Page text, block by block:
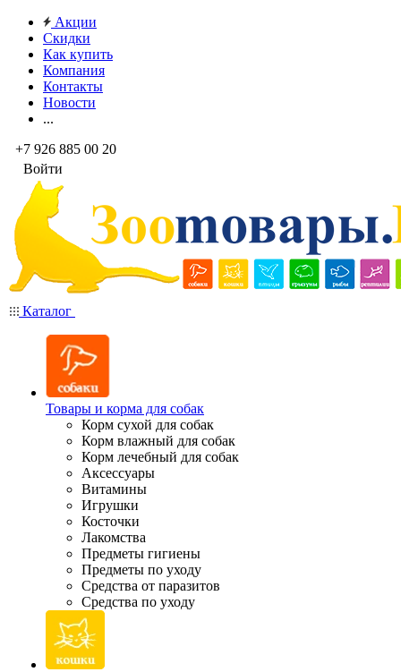
Акции
Скидки
Как купить
Компания
Контакты
Новости
...
+7 926 885 00 20
Войти
Каталог
Товары и корма для собак
Корм сухой для собак
Корм влажный для собак
Корм лечебный для собак
Аксессуары
Витамины
Игрушки
Косточки
Лакомства
Предметы гигиены
Предметы по уходу
Средства от паразитов
Средства по уходу